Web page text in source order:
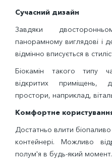
Сучасний дизайн
Завдяки
панорамному виглядові і
відмінно вписується в
Біокамін такого типу
відкритих приміщень,
простори, наприклад,
Комфортне
Достатньо влити
контейнері. Можливо
полум'я в будь-який момент.